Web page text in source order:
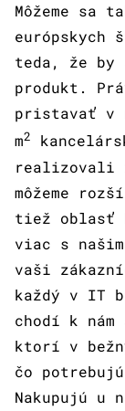
Môžeme sa
európskych
teda, že by
produkt.
pristavať v
m2
realizovali
môžeme
tiež oblasť
viac s
vaši
každý v IT
chodí k
ktorí v
čo
Nakupujú u